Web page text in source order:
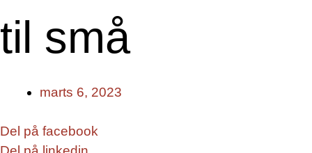
til små
marts 6, 2023
Del på facebook